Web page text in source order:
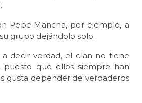
Pepe Mancha, por ejemplo, a
grupo dejándolo solo.
a decir verdad, el clan no tiene
puesto que ellos siempre han
gusta depender de verdaderos